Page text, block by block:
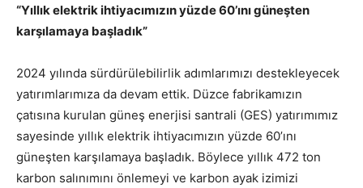
“Yıllık elektrik ihtiyacımızın yüzde 60’ını güneşten
karşılamaya başladık”
2024 yılında sürdürülebilirlik adımlarımızı destekleyecek
yatırımlarımıza da devam ettik. Düzce fabrikamızın
çatısına kurulan güneş enerjisi santrali (GES) yatırımımız
sayesinde yıllık elektrik ihtiyacımızın yüzde 60’ını
güneşten karşılamaya başladık. Böylece yıllık 472 ton
karbon salınımını önlemeyi ve karbon ayak izimizi